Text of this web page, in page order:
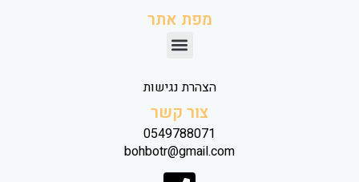
מפת אתר
הצהרת נגישות
צור קשר
0549788071
bohbotr@gmail.com